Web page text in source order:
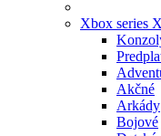
Xbox series
Akčné
Arkády
Bojové